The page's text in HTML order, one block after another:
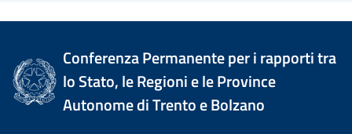
Conferenza Permanente per i rapporti tra
lo Stato, le Regioni e le Province
Autonome di Trento e Bolzano